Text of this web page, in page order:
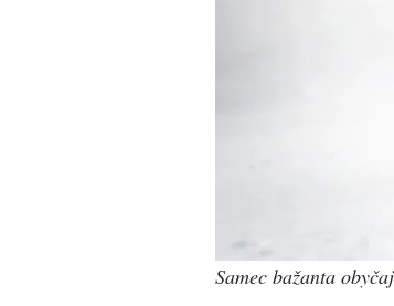
Samec bažanta